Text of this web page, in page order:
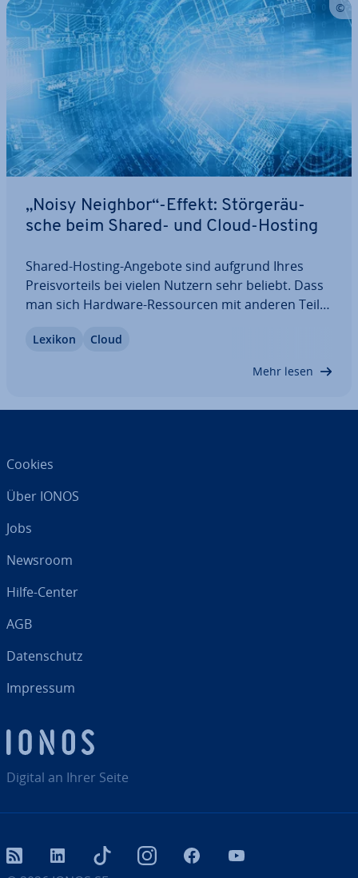
„Noisy Neighbor“-Effekt: Stör­ge­räu­
sche beim Shared- und Cloud-Hosting
Shared-Hosting-Angebote sind aufgrund Ihres
Preis­vor­teils bei vielen Nutzern sehr beliebt. Dass
man sich Hardware-Res­sour­cen mit anderen Teil­
werden, wenn eine oder mehrere der ge­hos­te­ten
Lexikon Cloud
Mehr lesen
Digital an Ihrer Seite
Cookies
Über IONOS
Jobs
Newsroom
Hilfe-Center
AGB
Da­ten­schutz
Impressum
RSS LinkedIn tiktok InstagramFacebook